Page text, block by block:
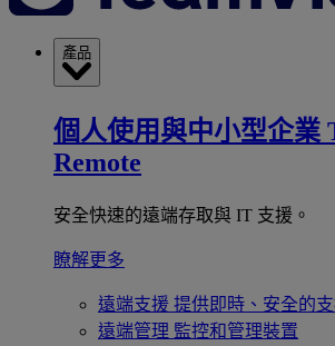
產品
個人使用與中小型企業
Remote
安全快速的遠端存取與 IT 支援。
瞭解更多
遠端支援 提供即時、安全的
遠端管理 監控和管理裝置